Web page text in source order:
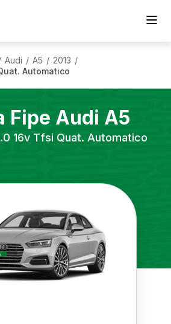
Audi / A5 / 2013 /
Automatico
Fipe Audi A5
16v Tfsi Quat. Automatico